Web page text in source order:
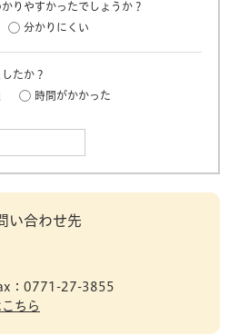
りやすかったでしょうか？
分かりにくい
たか？
時間がかかった
い合わせ先
：0771-27-3855
ちら